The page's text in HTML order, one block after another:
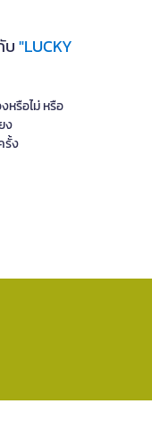
บ"LUCKY
หรือไม่ หรือ
ง
รั้ง